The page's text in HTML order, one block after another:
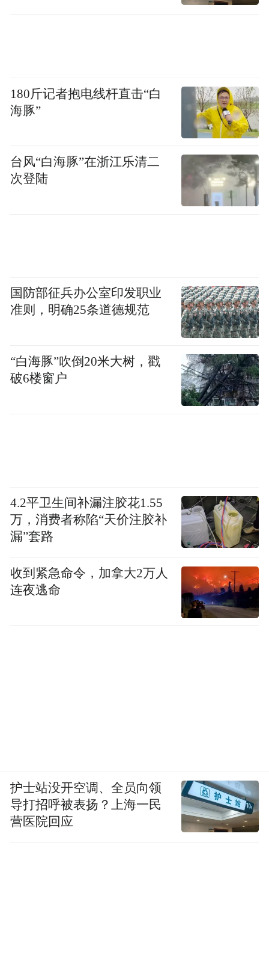
180斤记者抱电线杆直击“白
海豚”
台风“白海豚”在浙江乐清二
次登陆
国防部征兵办公室印发职业
准则，明确25条道德规范
“白海豚”吹倒20米大树，戳
破6楼窗户
4.2平卫生间补漏注胶花1.55
万，消费者称陷“天价注胶补
漏”套路
收到紧急命令，加拿大2万人
连夜逃命
护士站没开空调、全员向领
导打招呼被表扬？上海一民
营医院回应